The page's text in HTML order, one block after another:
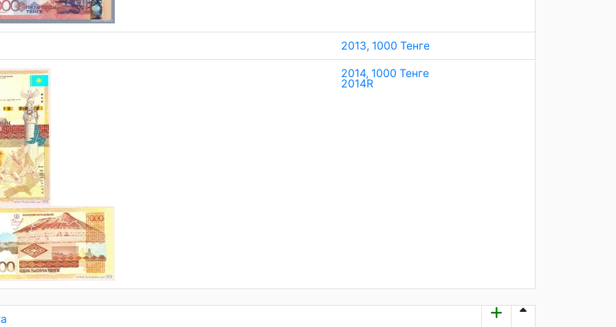
2013, 1000 Тенге
2014, 1000 Тенге
2014R